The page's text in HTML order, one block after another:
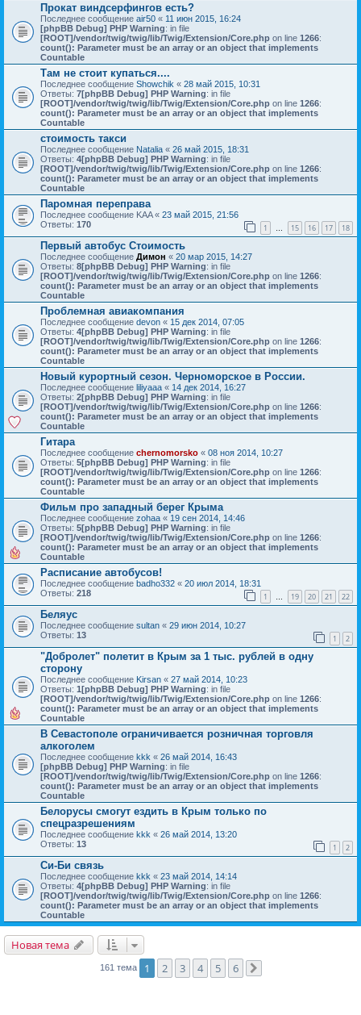
Прокат виндсерфингов есть?
Последнее сообщение air50 « 11 июн 2015, 16:24
[phpBB Debug] PHP Warning: in file
[ROOT]/vendor/twig/twig/lib/Twig/Extension/Core.php on line 1266:
count(): Parameter must be an array or an object that implements
Countable
Там не стоит купаться....
Последнее сообщение Showchik « 28 май 2015, 10:31
Ответы: 7[phpBB Debug] PHP Warning: in file
[ROOT]/vendor/twig/twig/lib/Twig/Extension/Core.php on line 1266:
count(): Parameter must be an array or an object that implements
Countable
стоимость такси
Последнее сообщение Natalia « 26 май 2015, 18:31
Ответы: 4[phpBB Debug] PHP Warning: in file
[ROOT]/vendor/twig/twig/lib/Twig/Extension/Core.php on line 1266:
count(): Parameter must be an array or an object that implements
Countable
Паромная переправа
Последнее сообщение KAA« 23 май 2015, 21:56
Ответы: 170 1 15 16 17 18
Первый автобус Стоимость
Последнее сообщение Димон « 20 мар 2015, 14:27
Ответы: 8[phpBB Debug] PHP Warning: in file
[ROOT]/vendor/twig/twig/lib/Twig/Extension/Core.php on line 1266:
count(): Parameter must be an array or an object that implements
Countable
Проблемная авиакомпания
Последнее сообщение devon « 15 дек 2014, 07:05
Ответы: 4[phpBB Debug] PHP Warning: in file
[ROOT]/vendor/twig/twig/lib/Twig/Extension/Core.php on line 1266:
count(): Parameter must be an array or an object that implements
Countable
Новый курортный сезон. Черноморское в России.
Последнее сообщение liliyaaa « 14 дек 2014, 16:27
Ответы: 2[phpBB Debug] PHP Warning: in file
[ROOT]/vendor/twig/twig/lib/Twig/Extension/Core.php on line 1266:
count(): Parameter must be an array or an object that implements
Countable
Гитара
Последнее сообщение chernomorsko « 08 ноя 2014, 10:27
Ответы: 5[phpBB Debug] PHP Warning: in file
[ROOT]/vendor/twig/twig/lib/Twig/Extension/Core.php on line 1266:
count(): Parameter must be an array or an object that implements
Countable
Фильм про западный берег Крыма
Последнее сообщение zohaa « 19 сен 2014, 14:46
Ответы: 5[phpBB Debug] PHP Warning: in file
[ROOT]/vendor/twig/twig/lib/Twig/Extension/Core.php on line 1266:
count(): Parameter must be an array or an object that implements
Countable
Расписание автобусов!
Последнее сообщение badho332 « 20 июл 2014, 18:31
Ответы: 218 1 … 19 20 21 22
Беляус
Последнее сообщение sultan « 29 июн 2014, 10:27
Ответы: 13 1 2
"Добролет" полетит в Крым за 1 тыс. рублей в одну
сторону
Последнее сообщение Kirsan « 27 май 2014, 10:23
Ответы: 1[phpBB Debug] PHP Warning: in file
[ROOT]/vendor/twig/twig/lib/Twig/Extension/Core.php on line 1266:
count(): Parameter must be an array or an object that implements
Countable
В Севастополе ограничивается розничная торговля
алкоголем
Последнее сообщение kkk « 26 май 2014, 16:43
[phpBB Debug] PHP Warning: in file
[ROOT]/vendor/twig/twig/lib/Twig/Extension/Core.php on line 1266:
count(): Parameter must be an array or an object that implements
Countable
Белорусы смогут ездить в Крым только по
спецразрешениям
Последнее сообщение kkk « 26 май 2014, 13:20
Ответы: 13 1 2
Си-Би связь
Последнее сообщение kkk « 23 май 2014, 14:14
Ответы: 4[phpBB Debug] PHP Warning: in file
[ROOT]/vendor/twig/twig/lib/Twig/Extension/Core.php on line 1266:
count(): Parameter must be an array or an object that implements
Countable
Новая тема
161 тема 1 2 3 4 5 6